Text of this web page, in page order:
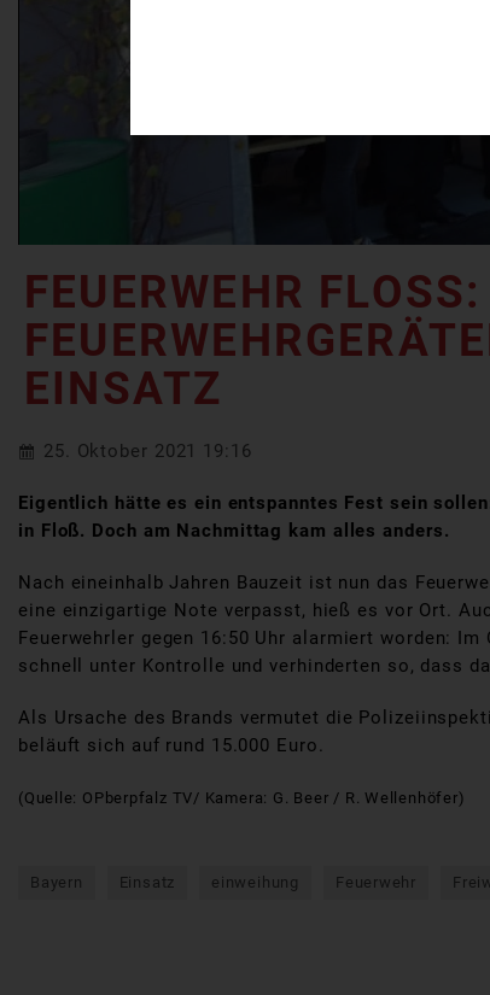
FEUERWEHR FLOSS:
NSATZ
25. Oktober 2021 19:16
Eigentlich hätte es ein entspanntes Fest sein
in Floß. Doch am Nachmittag kam alles anders.
Nach eineinhalb Jahren Bauzeit ist nun das
eine einzigartige Note verpasst, hieß es vor Ort.
Feuerwehrler gegen 16:50 Uhr alarmiert worden:
schnell unter Kontrolle und verhinderten so, dass
Als Ursache des Brands vermutet die
beläuft sich auf rund 15.000 Euro.
(Quelle: OPberpfalz TV/ Kamera: G. Beer / R. Wellenhöfer)
Bayern Einsatz einweihung Feuerwehr